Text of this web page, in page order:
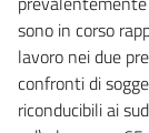
sono in corso
lavoro nei due
confronti di
riconducibili ai